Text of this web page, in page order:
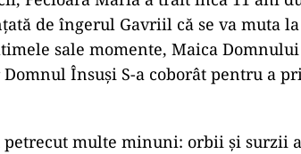
de îngerul Gavriil că se va muta
sale momente, Maica
Însuși S-a coborât pentru a
petrecut multe minuni: orbii și surzii